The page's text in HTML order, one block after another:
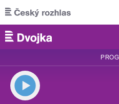
Přejít k hlavnímu obsahu